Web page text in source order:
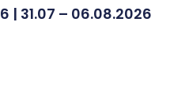
| 31.07 – 06.08.2026